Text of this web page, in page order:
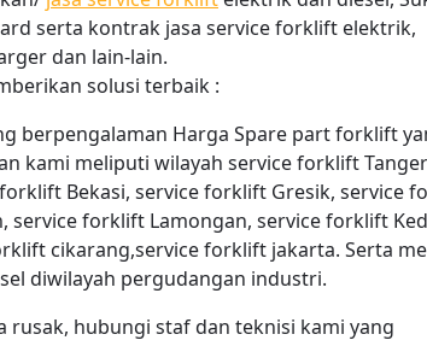
serta kontrak jasa service forklift elektrik,
dan lain-lain.
solusi terbaik :
berpengalaman Harga Spare part forklift
kami meliputi wilayah service forklift
Bekasi, service forklift Gresik, service
service forklift Lamongan, service forklift
cikarang,service forklift jakarta. Serta
diwilayah pergudangan industri.
rusak, hubungi staf dan teknisi kami yang